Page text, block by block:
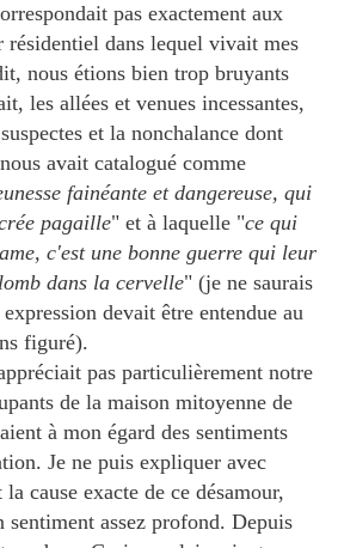
pas exactement aux
résidentiel dans lequel vivait mes
nous étions bien trop bruyants
les allées et venues incessantes,
et la nonchalance dont
avait catalogué comme
fainéante et dangereuse, qui
pagaille" et à laquelle "ce qui
c'est une bonne guerre qui leur
dans la cervelle" (je ne saurais
devait être entendue au
figuré).
pas particulièrement notre
de la maison mitoyenne de
à mon égard des sentiments
Je ne puis expliquer avec
cause exacte de ce désamour,
sentiment assez profond. Depuis